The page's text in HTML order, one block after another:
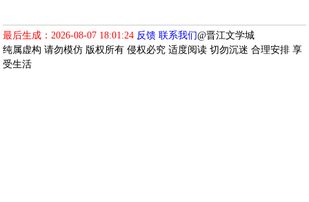
最后生成：2026-08-07 18:01:24 反馈 联系我们@晋江文学城
纯属虚构 请勿模仿 版权所有 侵权必究 适度阅读 切勿沉迷 合理安排 享
受生活